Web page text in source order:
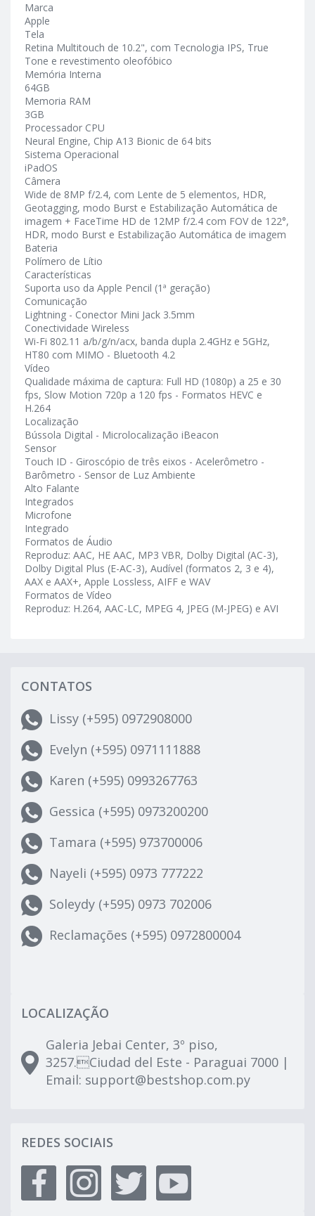
Marca
Apple
Tela
Retina Multitouch de 10.2", com Tecnologia IPS, True
Tone e revestimento oleofóbico
Memória Interna
64GB
Memoria RAM
3GB
Processador CPU
Neural Engine, Chip A13 Bionic de 64 bits
Sistema Operacional
iPadOS
Câmera
Wide de 8MP f/2.4, com Lente de 5 elementos, HDR,
Geotagging, modo Burst e Estabilização Automática de
imagem + FaceTime HD de 12MP f/2.4 com FOV de 122°,
HDR, modo Burst e Estabilização Automática de imagem
Bateria
Polímero de Lítio
Características
Suporta uso da Apple Pencil (1ª geração)
Comunicação
Lightning - Conector Mini Jack 3.5mm
Conectividade Wireless
Wi-Fi 802.11 a/b/g/n/acx, banda dupla 2.4GHz e 5GHz,
HT80 com MIMO - Bluetooth 4.2
Vídeo
Qualidade máxima de captura: Full HD (1080p) a 25 e 30
fps, Slow Motion 720p a 120 fps - Formatos HEVC e
H.264
Localização
Bússola Digital - Microlocalização iBeacon
Sensor
Touch ID - Giroscópio de três eixos - Acelerômetro -
Barômetro - Sensor de Luz Ambiente
Alto Falante
Integrados
Microfone
Integrado
Formatos de Áudio
Reproduz: AAC, HE AAC, MP3 VBR, Dolby Digital (AC-3),
Dolby Digital Plus (E-AC-3), Audível (formatos 2, 3 e 4),
AAX e AAX+, Apple Lossless, AIFF e WAV
Formatos de Vídeo
Reproduz: H.264, AAC-LC, MPEG 4, JPEG (M-JPEG) e AVI
CONTATOS
Lissy (+595) 0972908000
Evelyn (+595) 0971111888
Karen (+595) 0993267763
Gessica (+595) 0973200200
Tamara (+595) 973700006
Nayeli (+595) 0973 777222
Soleydy (+595) 0973 702006
Reclamações (+595) 0972800004
LOCALIZAÇÃO
Galeria Jebai Center, 3º piso,
3257.Ciudad del Este - Paraguai 7000 |
Email: support@bestshop.com.py
REDES SOCIAIS